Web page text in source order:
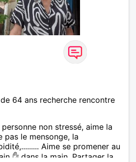
64 ans recherche rencontre
non stressé, aime la
pas le mensonge, la
Aime se promener au
✋ dans la main. Partager la